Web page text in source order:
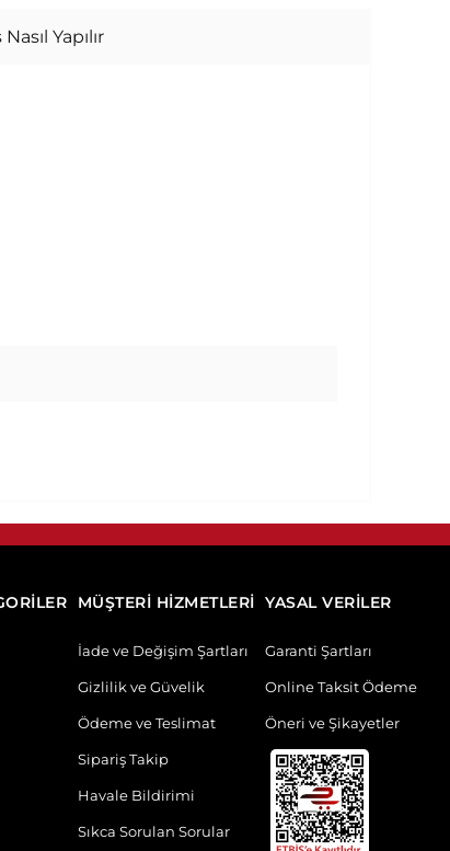
Yapılır
MÜŞTERİ HİZMETLERİ
İade ve Değişim Şartları
Gizlilik ve Güvelik
Ödeme ve Teslimat
Sipariş Takip
Havale Bildirimi
Sıkca Sorulan Sorular
YASAL VERİLER
Garanti Şartları
Online Taksit Ödeme
Öneri ve Şikayetler